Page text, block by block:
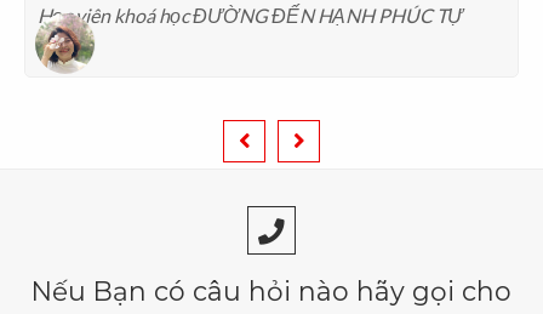
Học viên khoá học ĐƯỜNG ĐẾN HẠNH PHÚC TỰ
THÂN
Nếu Bạn có câu hỏi nào hãy gọi cho